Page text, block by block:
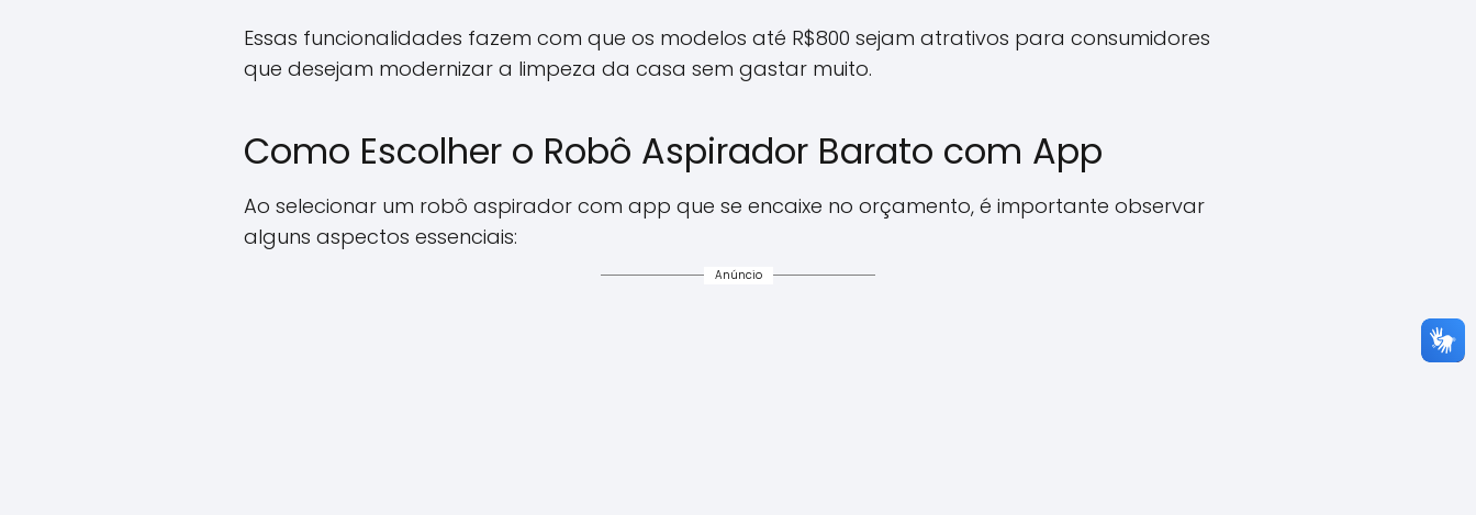
Essas funcionalidades fazem com que os modelos até R$800 sejam atrativos para consumidores
que desejam modernizar a limpeza da casa sem gastar muito.
Como Escolher o Robô Aspirador Barato com App
Ao selecionar um robô aspirador com app que se encaixe no orçamento, é importante observar
alguns aspectos essenciais:
Anúncio